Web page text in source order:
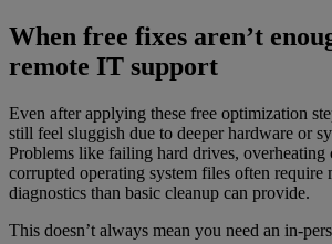
When free fixes aren’t
remote IT support
Even after applying these free optimization
still feel sluggish due to deeper hardware or
Problems like failing hard drives, overheating
corrupted operating system files often require
diagnostics than basic cleanup can provide.
This doesn’t always mean you need an in-